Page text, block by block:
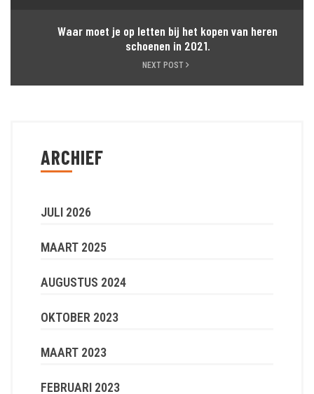
Waar moet je op letten bij het kopen van heren
schoenen in 2021.
NEXT POST
ARCHIEF
JULI 2026
MAART 2025
AUGUSTUS 2024
OKTOBER 2023
MAART 2023
FEBRUARI 2023